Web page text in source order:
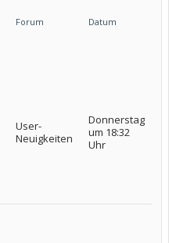
Forum Datum
User-
Neuigkeiten
Donnerstag
um 18:32
Uhr